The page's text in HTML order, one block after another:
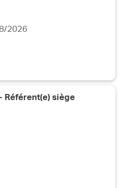
2026
Référent(e) siège